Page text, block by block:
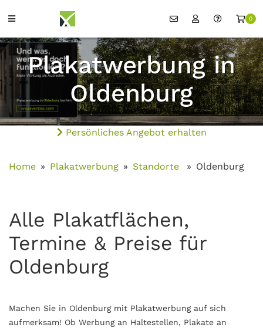
0
Plakatwerbung in
Oldenburg
Persönliches Angebot erhalten
Home Plakatwerbung Standorte Oldenburg
Alle Plakatflächen,
Termine & Preise für
Oldenburg
Machen Sie in Oldenburg mit Plakatwerbung auf sich
aufmerksam! Ob Werbung an Haltestellen, Plakate an